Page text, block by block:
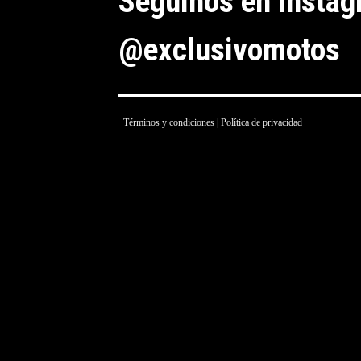
@exclusivomotos
Términos y condiciones Política de privacidad